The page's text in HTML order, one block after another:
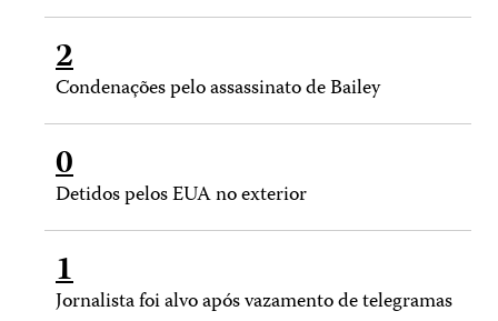
2
Condenações pelo assassinato de Bailey
0
Detidos pelos EUA no exterior
1
Jornalista foi alvo após vazamento de telegramas